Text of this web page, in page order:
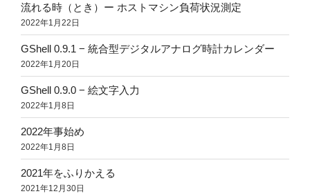
流れる時（とき）ー ホストマシン負荷状況測定
2022年1月22日
GShell 0.9.1 − 統合型デジタルアナログ時計カレンダー
2022年1月20日
GShell 0.9.0 − 絵文字入力
2022年1月8日
2022年事始め
2022年1月8日
2021年をふりかえる
2021年12月30日